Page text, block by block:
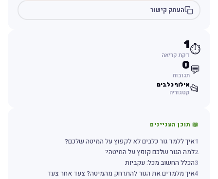
העתק קישור
⏱️
1
דקת קריאה
💬
0
תגובות
📂אילוף כלבים
קטגוריה
📖 תוכן העניינים
איך ללמד גור כלבים לא לקפוץ על המיטה שלכם?
2למה הגור שלכם קופץ על המיטה?
הכלל החשוב מכל: עקביות
איך מלמדים את הגור להתרחק מהמיטה? צעד אחר צעד